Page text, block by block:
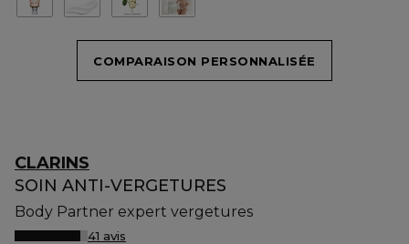
COMPARAISON PERSONNALISÉE
CLARINS
SOIN ANTI-VERGETURES
Body Partner expert vergetures
41 avis